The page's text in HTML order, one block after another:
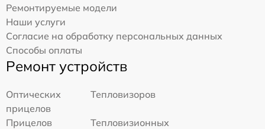
Ремонтируемые модели
Наши услуги
Согласие на обработку персональных данных
Способы оплаты
Ремонт устройств
Оптических
прицелов
Тепловизоров
Прицелов
Тепловизионных